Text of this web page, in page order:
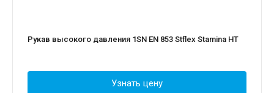
Рукав высокого давления 1SN EN 853 Stflex Stamina HT
Узнать цену